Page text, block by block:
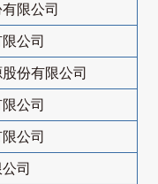
限公司
公司
份有限公司
公司
公司
司